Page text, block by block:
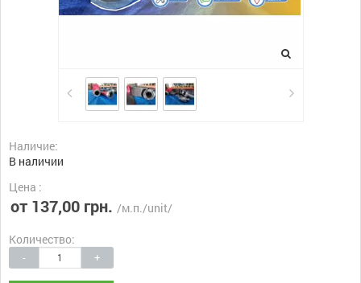
Наличие:
В наличии
Цена :
от 137,00 грн. /м.п./unit/
Количество:
- +